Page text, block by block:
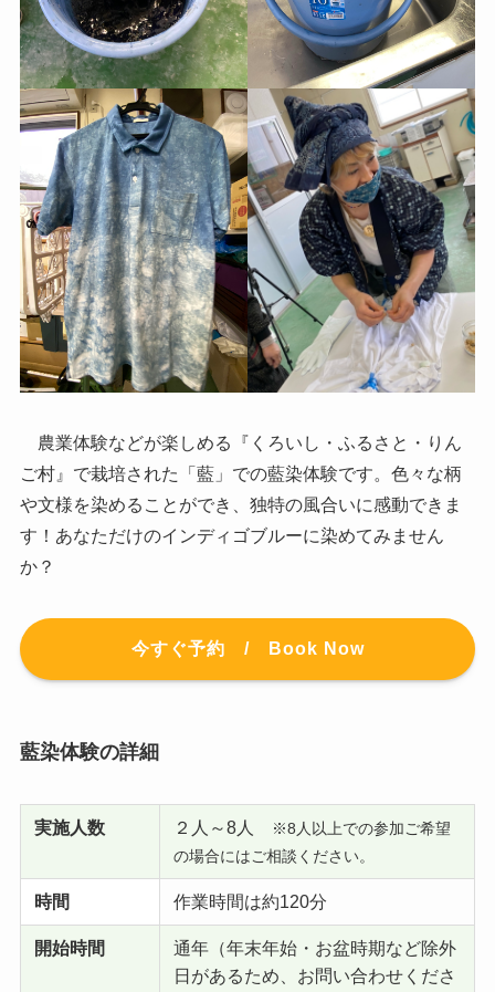
農業体験などが楽しめる『くろいし・ふるさと・りん
ご村』で栽培された「藍」での藍染体験です。色々な柄
や文様を染めることができ、独特の風合いに感動できま
す！あなただけのインディゴブルーに染めてみません
か？
今すぐ予約 / Book Now
藍染体験の詳細
実施人数 ２人～8人
※8人以上での参加ご希望
の場合にはご相談ください。
時間 作業時間は約120分
開始時間
通年（年末年始・お盆時期など除外
日があるため、お問い合わせくださ